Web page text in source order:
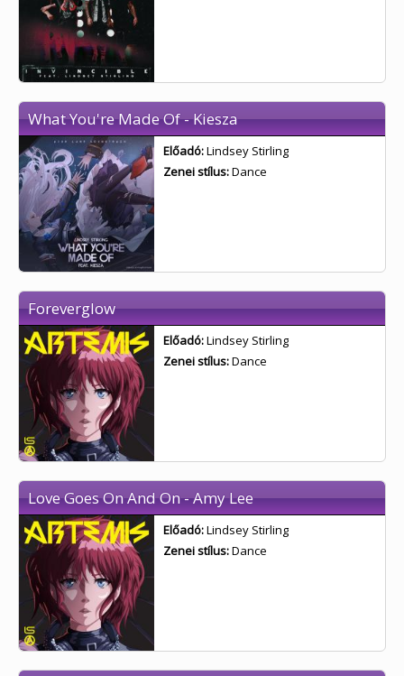
What You're Made Of - Kiesza
Előadó:Lindsey Stirling
Zenei stílus:Dance
Foreverglow
Előadó:Lindsey Stirling
Zenei stílus:Dance
Love Goes On And On - Amy Lee
Előadó:Lindsey Stirling
Zenei stílus:Dance